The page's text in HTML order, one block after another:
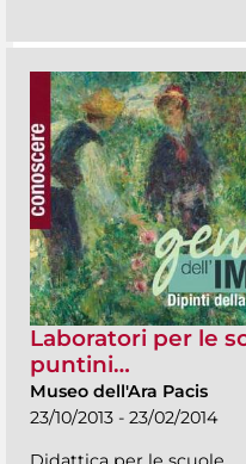
Laboratori per le
puntini…
Museo dell'Ara Pacis
23/10/2013 - 23/02/2014